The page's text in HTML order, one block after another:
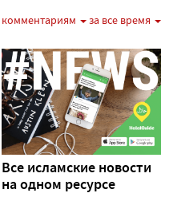
комментариям за все время
Все исламские новости
на одном ресурсе